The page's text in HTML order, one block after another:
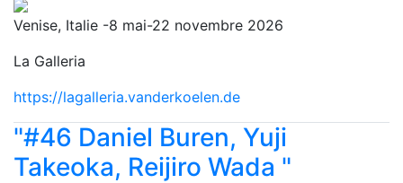
Venise, Italie -8 mai-22 novembre 2026
La Galleria
https://lagalleria.vanderkoelen.de
"#46 Daniel Buren, Yuji
Takeoka, Reijiro Wada "